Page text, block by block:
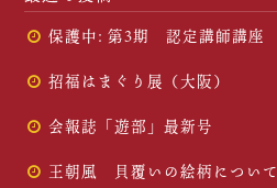
保護中: 第3期 認定講師講座
招福はまぐり展（大阪）
会報誌「遊部」最新号
王朝風 貝覆いの絵柄について